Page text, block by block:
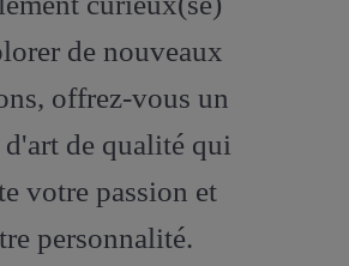
de nouveaux
offrez-vous un
de qualité qui
votre passion et
personnalité.